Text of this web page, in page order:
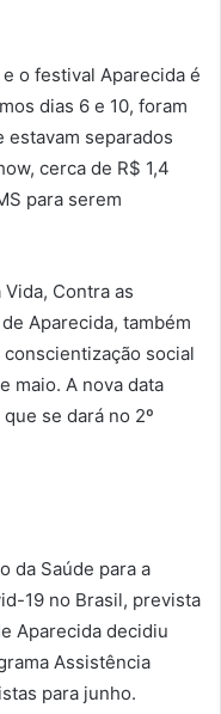
o festival Aparecida é
dias 6 e 10, foram
estavam separados
cerca de R$ 1,4
para serem
Contra as
Aparecida, também
social
maio. A nova data
se dará no 2º
da Saúde para a
19 no Brasil, prevista
Aparecida decidiu
Assistência
para junho.